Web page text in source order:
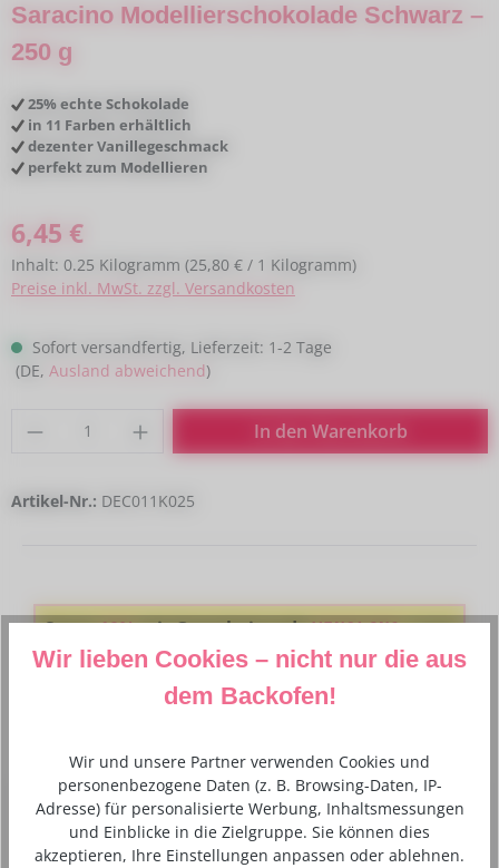
Saracino Modellierschokolade Schwarz –
250 g
25% echte Schokolade
in 11 Farben erhältlich
dezenter Vanillegeschmack
perfekt zum Modellieren
Regulärer Preis:
6,45 €
Inhalt: 0.25 Kilogramm (25,80 € / 1 Kilogramm)
Preise inkl. MwSt. zzgl. Versandkosten
Sofort versandfertig, Lieferzeit: 1-2 Tage
(DE, Ausland abweichend)
Produkt Anzahl: Gib den gewünschten
In den Warenkorb
Artikel-Nr.: DEC011K025
Spare10%mit GutscheincodeV5N0L6N1
Code
kopieren
Beschreibung
Die Saracino Modellierschokolade in Schwarz ist eine
Wir lieben Cookies – nicht nur die aus
dem Backofen!
Wir und unsere Partner verwenden Cookies und
personenbezogene Daten (z. B. Browsing-Daten, IP-
Adresse) für personalisierte Werbung, Inhaltsmessungen
und Einblicke in die Zielgruppe. Sie können dies
akzeptieren, Ihre Einstellungen anpassen oder ablehnen.